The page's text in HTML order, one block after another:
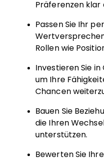
Präferenzen klar
Passen Sie Ihr
Rollen wie
Investieren Sie
um Ihre
Chancen
Bauen Sie
die Ihren
unterstützen.
Bewerten Sie